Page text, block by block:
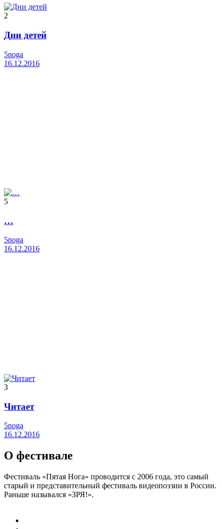
2
Дни детей
5noga
16.12.2016
5
…
5noga
16.12.2016
3
Читает
5noga
16.12.2016
О фестивале
Фестиваль «Пятая Нога» проводится с 2006 года, это самый
старый и представительный фестиваль видеопоэзии в России.
Раньше назывался «ЗРЯ!».